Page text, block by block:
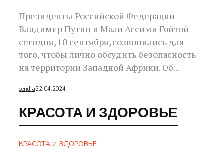
Президенты Российской Федерации
Владимир Путин и Мали Ассими Гойтой
сегодня, 10 сентября, созвонились для
того, чтобы лично обсудить безопасность
на территории Западной Африки. Об...
cendia22.04.2024
КРАСОТА И ЗДОРОВЬЕ
КРАСОТА И ЗДОРОВЬЕ